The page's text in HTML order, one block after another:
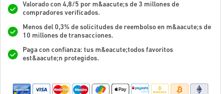
Valorado con 4,8/5 por m&aacute;s de 3 millones de
compradores verificados.
Menos del 0,3% de solicitudes de reembolso en m&aacute;s de
10 millones de transacciones.
Paga con confianza: tus m&eacute;todos favoritos
est&aacute;n protegidos.